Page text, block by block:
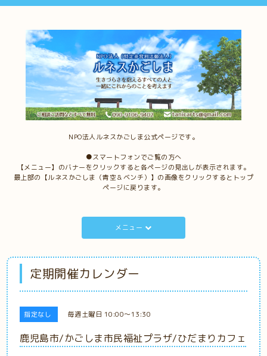
NPO法人ルネスかごしま公式ページです。
●スマートフォンでご覧の方へ
【メニュー】のバナーをクリックすると各ページの見出しが表示されます。
最上部の【ルネスかごしま（青空＆ベンチ）】の画像をクリックするとトップ
ページに戻ります。
メニュー
定期開催カレンダー
指定なし 毎週土曜日 10:00～13:30
鹿児島市/かごしま市民福祉プラザ/ひだまりカフェ